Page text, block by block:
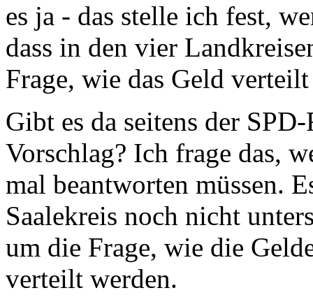
es ja - das stelle ich fest,
dass in den vier
Frage, wie das Geld
Gibt es da seitens der
Vorschlag? Ich frage das,
mal beantworten müssen.
Saalekreis noch nicht
um die Frage, wie die
verteilt werden.